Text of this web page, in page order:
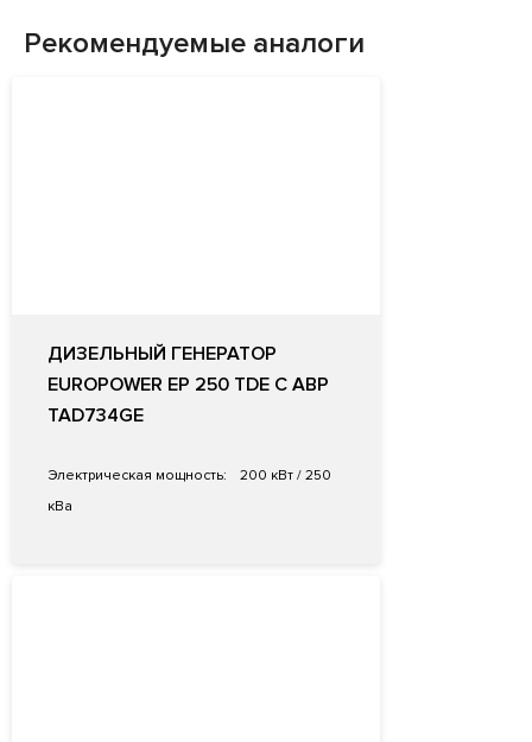
Рекомендуемые аналоги
ДИЗЕЛЬНЫЙ ГЕНЕРАТОР
EUROPOWER EP 250 TDE С АВР
TAD734GE
Электрическая мощность:
200 кВт / 250
кВа